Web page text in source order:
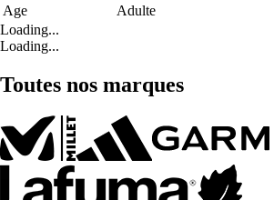
Age
Adulte
Loading...
Loading...
Toutes nos marques